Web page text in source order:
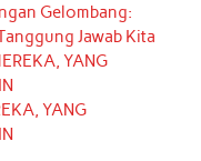
Gelombang:
Jawab Kita
YANG
YANG